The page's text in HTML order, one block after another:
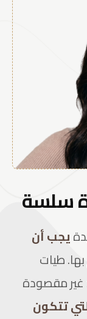
سلسة
يجب أن
طيات
غير مقصودة
تتكون